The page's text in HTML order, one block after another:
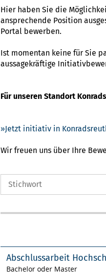
Hier haben Sie die
ansprechende Position
Portal bewerben.
Ist momentan keine für Sie
aussagekräftige
Für unseren Standort
Jetzt initiativ in
Wir freuen uns über Ihre
Abschlussarbeit
Bachelor oder Master